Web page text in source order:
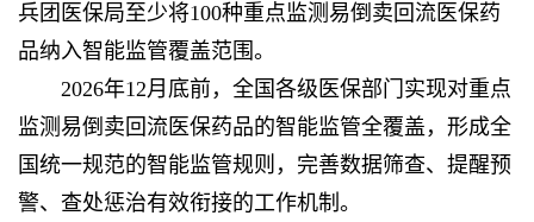
兵团医保局至少将100种重点监测易倒卖回流医保药
品纳入智能监管覆盖范围。
2026年12月底前，全国各级医保部门实现对重点
监测易倒卖回流医保药品的智能监管全覆盖，形成全
国统一规范的智能监管规则，完善数据筛查、提醒预
警、查处惩治有效衔接的工作机制。